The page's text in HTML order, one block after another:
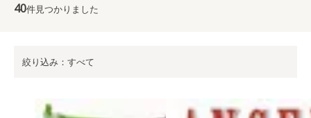
40件見つかりました
絞り込み：すべて